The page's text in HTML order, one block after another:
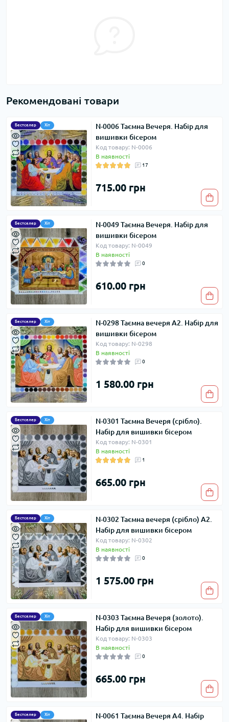
Рекомендовані товари
Бестселер Хіт
N-0006 Таємна Вечеря. Набір для
вишивки бісером
Код товару: N-0006
В наявності
17
715.00 грн
Бестселер Хіт
N-0049 Таємна Вечеря. Набір для
вишивки бісером
Код товару: N-0049
В наявності
0
610.00 грн
Бестселер Хіт
N-0298 Таємна вечеря А2. Набір для
вишивки бісером
Код товару: N-0298
В наявності
0
1 580.00 грн
Бестселер Хіт
N-0301 Таємна Вечеря (срібло).
Набір для вишивки бісером
Код товару: N-0301
В наявності
1
665.00 грн
Бестселер Хіт
N-0302 Таємна вечеря (срібло) А2.
Набір для вишивки бісером
Код товару: N-0302
В наявності
0
1 575.00 грн
Бестселер Хіт
N-0303 Таємна Вечеря (золото).
Набір для вишивки бісером
Код товару: N-0303
В наявності
0
665.00 грн
Бестселер Хіт
N-0061 Таємна Вечеря A4. Набір